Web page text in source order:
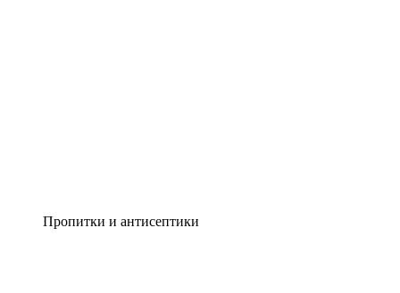
Пропитки и антисептики